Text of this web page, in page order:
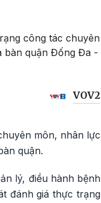
công tác chuyên
bàn quận Đống Đa -
VOV2
môn, nhân lực
quận.
lý, điều hành bệnh
đánh giá thực trạng